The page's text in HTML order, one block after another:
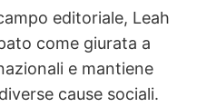
editoriale, Leah
come giurata a
e mantiene
cause sociali.